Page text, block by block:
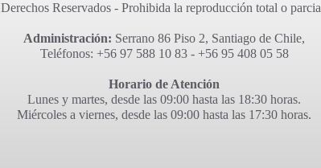
Derechos Reservados - Prohibida la reproducción total o
Administración: Serrano 86 Piso 2, Santiago de Chile,
Teléfonos: +56 97 588 10 83 - +56 95 408 05 58
Horario de Atención
Lunes y martes, desde las 09:00 hasta las 18:30 horas.
Miércoles a viernes, desde las 09:00 hasta las 17:30 horas.